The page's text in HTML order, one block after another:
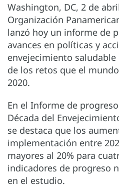
Washington, DC, 2 de
Organización
lanzó hoy un informe de
avances en políticas y
envejecimiento
de los retos que el
2020.
En el Informe de
Década del
se destaca que los
implementación entre
mayores al 20% para
indicadores de progreso
en el estudio.